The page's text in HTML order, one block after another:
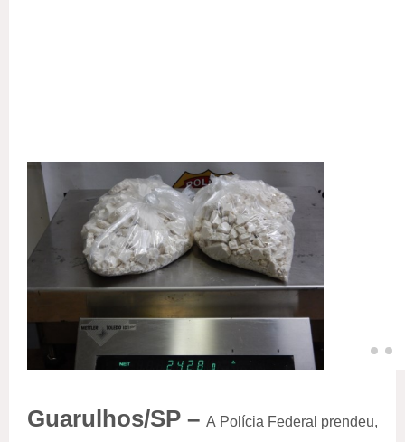
Guarulhos/SP –A Polícia Federal prendeu,